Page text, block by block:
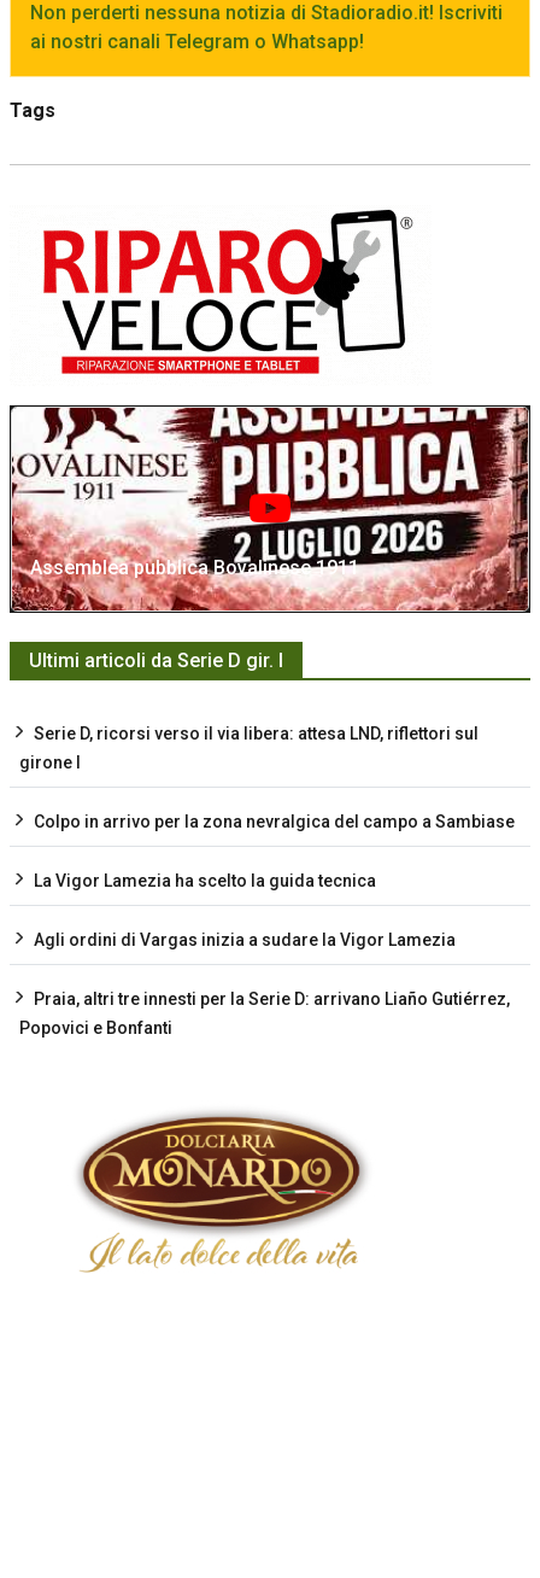
Non perderti nessuna notizia di Stadioradio.it! Iscriviti
ai nostri canali Telegram o Whatsapp!
Tags
Assemblea pubblica Bovalinese 1911
Ultimi articoli da Serie D gir. I
Serie D, ricorsi verso il via libera: attesa LND, riflettori sul
girone I
Colpo in arrivo per la zona nevralgica del campo a Sambiase
La Vigor Lamezia ha scelto la guida tecnica
Agli ordini di Vargas inizia a sudare la Vigor Lamezia
Praia, altri tre innesti per la Serie D: arrivano Liaño Gutiérrez,
Popovici e Bonfanti